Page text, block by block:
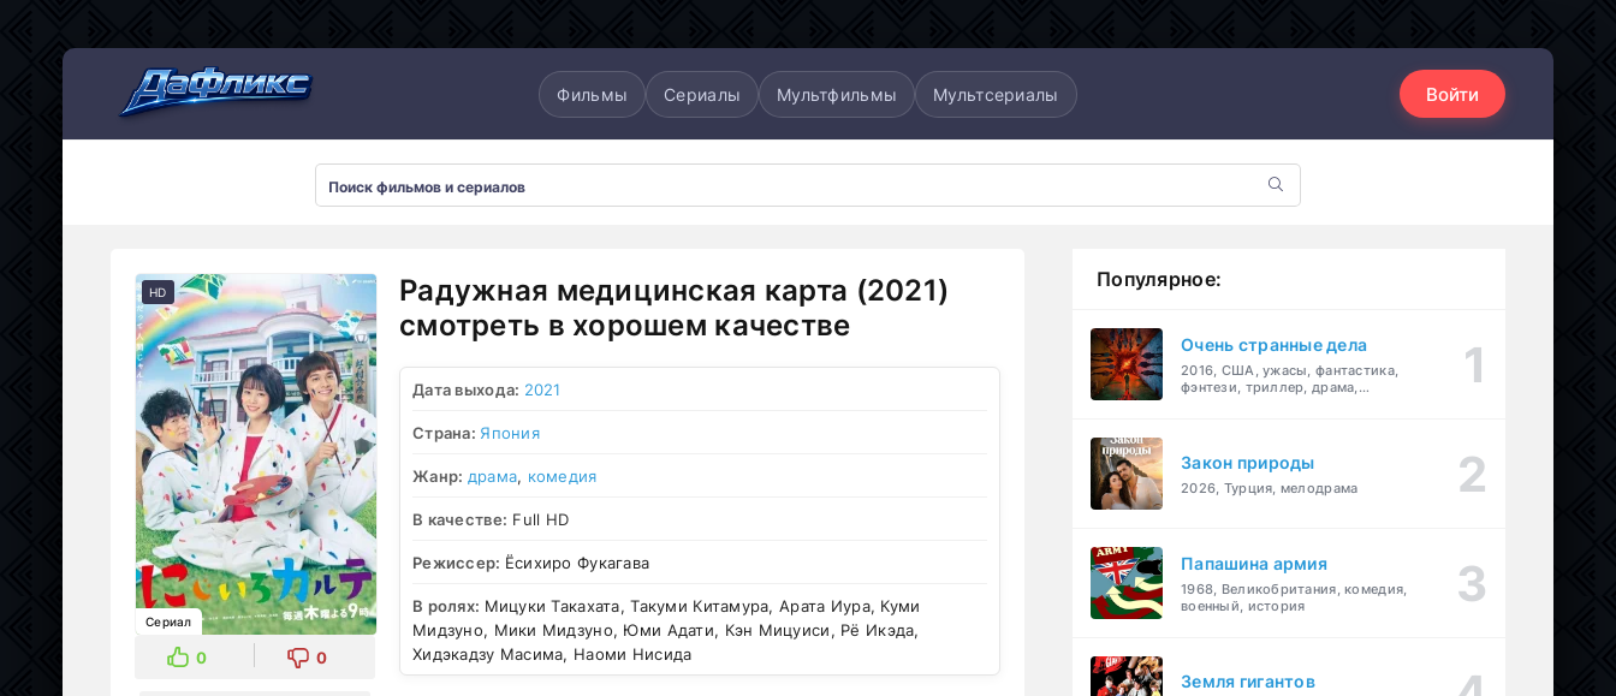
Фильмы Сериалы Мультфильмы Мультсериалы Войти
HD
Сериал
0 0
Радужная медицинская карта (2021)
смотреть в хорошем качестве
Дата выхода: 2021
Страна: Япония
Жанр: драма, комедия
В качестве: Full HD
Режиссер: Ёсихиро Фукагава
В ролях: Мицуки Такахата, Такуми Китамура, Арата Иура, Куми
Мидзуно, Мики Мидзуно, Юми Адати, Кэн Мицуиси, Рё Икэда,
Хидэкадзу Масима, Наоми Нисида
Популярное:
Очень странные дела
2016, США, ужасы, фантастика,
фэнтези, триллер, драма,
Закон природы
2026, Турция, мелодрама
Папашина армия
1968, Великобритания, комедия,
военный, история
Земля гигантов
Мультсериалы